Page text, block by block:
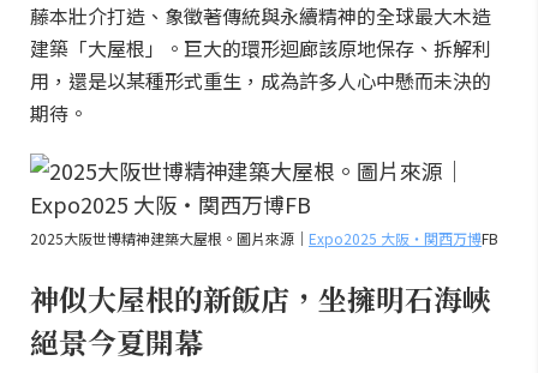
藤本壯介打造、象徵著傳統與永續精神的全球最大木造
建築「大屋根」。巨大的環形迴廊該原地保存、拆解利
用，還是以某種形式重生，成為許多人心中懸而未決的
期待。
2025大阪世博精神建築大屋根。圖片來源｜ Expo2025 大阪・関西万博FB
神似大屋根的新飯店，坐擁明石海峽
絕景今夏開幕